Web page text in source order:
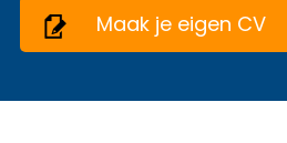
Maak je eigen CV